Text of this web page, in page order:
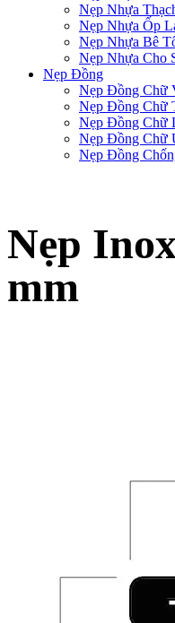
Nẹp Nhựa
Nẹp Nhựa Ốp
Nẹp Nhựa Bê
Nẹp Nhựa Cho
Nẹp Đồng
Nẹp Đồng Chữ
Nẹp Đồng Chữ
Nẹp Đồng Chữ
Nẹp Đồng Chữ
Nẹp Đồng
Nẹp
mm